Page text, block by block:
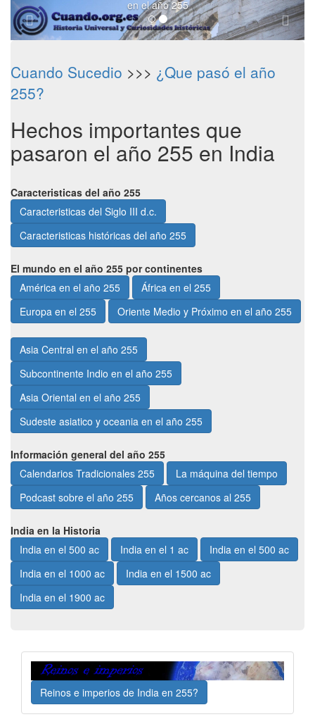
en el año 255
Cuando Sucedio >>> ¿Que pasó el año
255?
Hechos importantes que
pasaron el año 255 en India
Caracteristicas del año 255
Caracteristicas del Siglo III d.c.
Caracteristicas históricas del año 255
El mundo en el año 255 por continentes
América en el año 255
África en el 255
Europa en el 255
Oriente Medio y Próximo en el año 255
Asia Central en el año 255
Subcontinente Indio en el año 255
Asia Oriental en el año 255
Sudeste asiatico y oceania en el año 255
Información general del año 255
Calendarios Tradicionales 255
La máquina del tiempo
Podcast sobre el año 255
Años cercanos al 255
India en la Historia
India en el 500 ac
India en el 1 ac
India en el 500 ac
India en el 1000 ac
India en el 1500 ac
India en el 1900 ac
Reinos e imperios de India en 255?